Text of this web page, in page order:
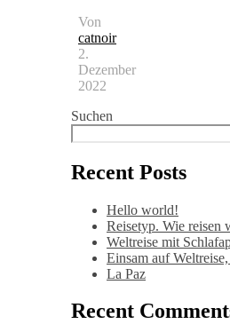
Von
catnoir
2.
Dezember
2022
Suchen
Recent Posts
Hello world!
Reisetyp. Wie reisen
Weltreise mit
Einsam auf
La Paz
Recent